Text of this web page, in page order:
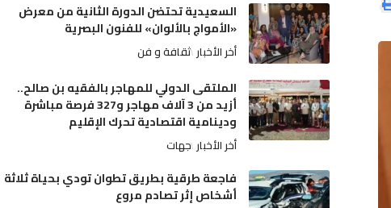
السعيدية تحتضن الدورة الثانية من معرض
«الأمواج بالألوان» للفنون البصرية
أخر الأخبار ثقافة و فن
الملتقى الدولي للمهاجر بالفقيه بن صالح..
أزيد من 3 آلاف مهاجر و327 فرصة مباشرة
ودينامية اقتصادية تحرك الإقليم
أخر الأخبار جهات
فاجعة طرقية بطريق تطوان تودي بحياة ثلاثة
أشخاص إثر تصادم مروع